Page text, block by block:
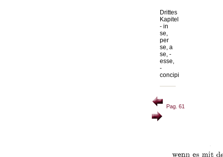
Drittes
Kapitel
- in
se,
per
se, a
se, -
esse,
-
concipi
Pag. 61